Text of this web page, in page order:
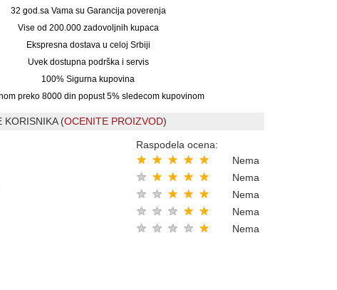
32 god.sa Vama su Garancija poverenja
Vise od 200.000 zadovoljnih kupaca
Ekspresna dostava u celoj Srbiji
Uvek dostupna podrška i servis
100% Sigurna kupovina
preko 8000 din popust 5% sledecom kupovinom
KORISNIKA (OCENITE PROIZVOD)
Raspodela ocena:
★
★
★
★
★ Nema
★
★
★
★
★ Nema
★
★
★
★
★ Nema
★
★
★
★
★ Nema
★
★
★
★
★ Nema